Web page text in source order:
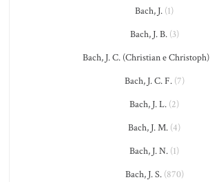
Bach, J. (1)
Bach, J. B.(3)
Bach, J. C. (Christian e Christoph)
Bach, J. C. F.(7)
Bach, J. L. (2)
Bach, J. M. (4)
Bach, J. N. (1)
Bach, J. S.(870)